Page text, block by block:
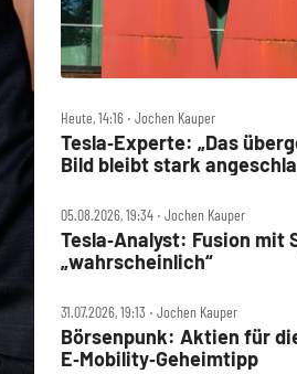
Heute, 14:16 ‧ Jochen Kauper
Tesla‑Experte: „Das
Bild bleibt stark
05.08.2026, 19:34 ‧ Jochen Kauper
Tesla‑Analyst: Fusion mit
„wahrscheinlich“
31.07.2026, 19:13 ‧ Jochen Kauper
Börsenpunk: Aktien für
E‑Mobility‑Geheimtipp